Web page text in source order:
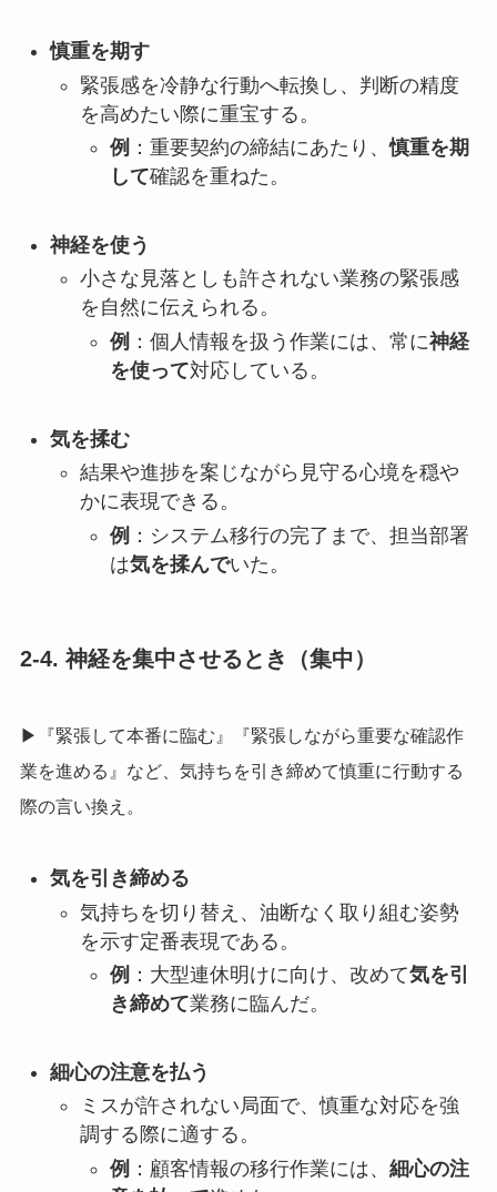
慎重を期す
緊張感を冷静な行動へ転換し、判断の精度
を高めたい際に重宝する。
例 ：重要契約の締結にあたり、慎重を期
して確認を重ねた。
神経を使う
小さな見落としも許されない業務の緊張感
を自然に伝えられる。
例 ：個人情報を扱う作業には、常に神経
を使って対応している。
気を揉む
結果や進捗を案じながら見守る心境を穏や
かに表現できる。
例 ：システム移行の完了まで、担当部署
は気を揉んでいた。
2-4. 神経を集中させるとき（集中）
▶『緊張して本番に臨む』『緊張しながら重要な確認作
業を進める』など、気持ちを引き締めて慎重に行動する
際の言い換え。
気を引き締める
気持ちを切り替え、油断なく取り組む姿勢
を示す定番表現である。
例 ：大型連休明けに向け、改めて気を引
き締めて業務に臨んだ。
細心の注意を払う
ミスが許されない局面で、慎重な対応を強
調する際に適する。
例 ：顧客情報の移行作業には、 細心の注